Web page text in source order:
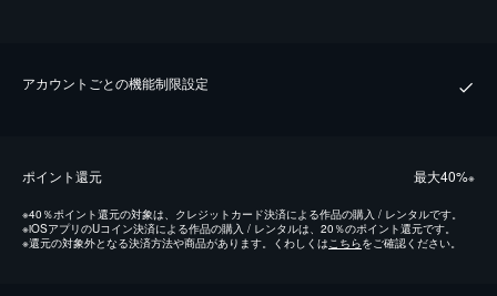
アカウントごとの機能制限設定
ポイント還元 最⼤40%※
※40％ポイント還元の対象は、クレジットカード決済による作品の購入 / レンタルです。
※iOSアプリのUコイン決済による作品の購入 / レンタルは、20％のポイント還元です。
※還元の対象外となる決済方法や商品があります。くわしくは こちらをご確認ください。